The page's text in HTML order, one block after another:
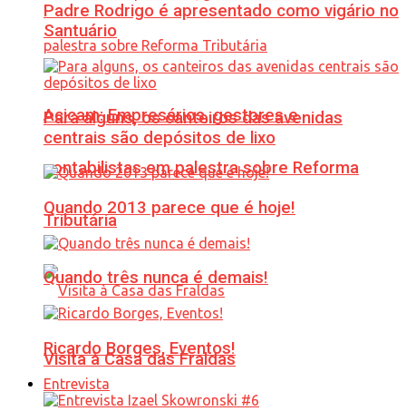
Acicam: Empresários, gestores e
contabilistas em palestra sobre Reforma
Tributária
Visita à Casa das Fraldas
Padre Rodrigo é apresentado como vigário no
Santuário
Para alguns, os canteiros das avenidas
centrais são depósitos de lixo
Quando 2013 parece que é hoje!
Quando três nunca é demais!
Ricardo Borges, Eventos!
Entrevista